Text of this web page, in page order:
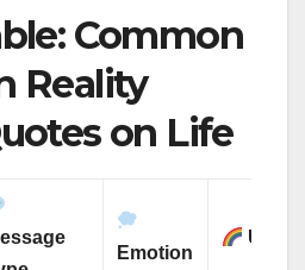
Common
Reality
on Life
Emotion
Use